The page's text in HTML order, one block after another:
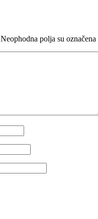
Neophodna polja su označena